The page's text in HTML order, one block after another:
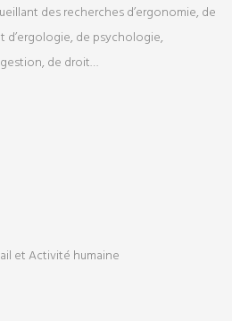
des recherches d’ergonomie, de
de psychologie,
de droit…
et Activité humaine